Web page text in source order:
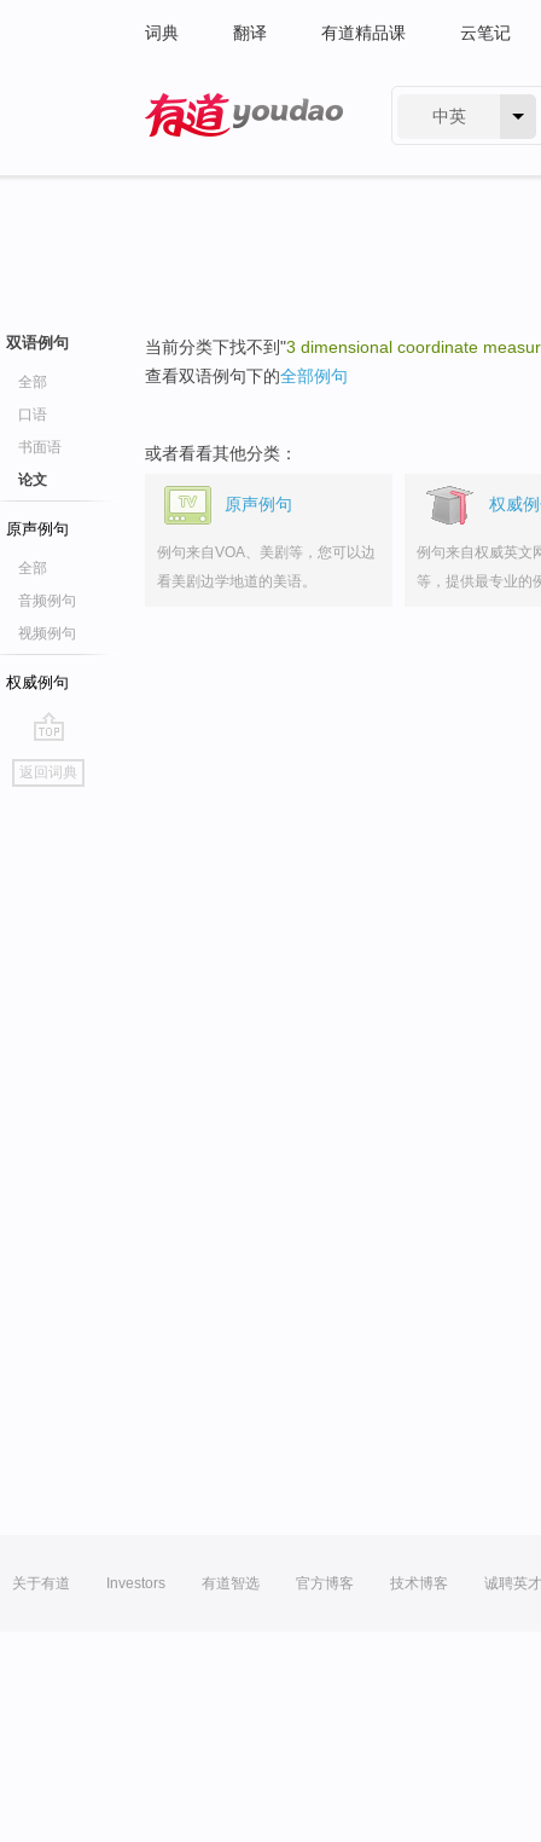
词典 翻译 有道精品课 云笔记
中英
双语例句
全部
口语
书面语
论文
原声例句
全部
音频例句
视频例句
权威例句
go
top
返回词典
当前分类下找不到"3 dimensional coordinate
查看双语例句下的全部例句
或者看看其他分类：
原声例句
例句来自VOA、美剧等，您可以边
看美剧边学地道的美语。
权威
例句来自权威英文
等，提供最专业的
关于有道 Investors 有道智选 官方博客 技术博客 诚聘英才